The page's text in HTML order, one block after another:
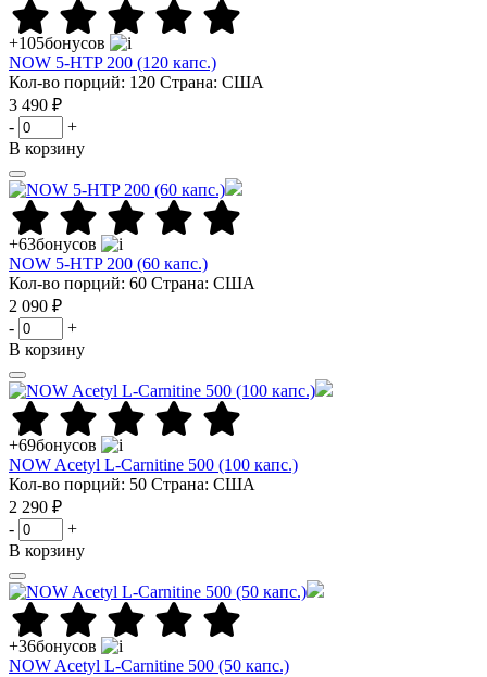
+105бонусов
NOW 5-HTP 200 (120 капс.)
Кол-во порций: 120 Страна: США
3 490 ₽
-
+
В корзину
+63бонусов
NOW 5-HTP 200 (60 капс.)
Кол-во порций: 60 Страна: США
2 090 ₽
-
+
В корзину
+69бонусов
NOW Acetyl L-Carnitine 500 (100 капс.)
Кол-во порций: 50 Страна: США
2 290 ₽
-
+
В корзину
+36бонусов
NOW Acetyl L-Carnitine 500 (50 капс.)